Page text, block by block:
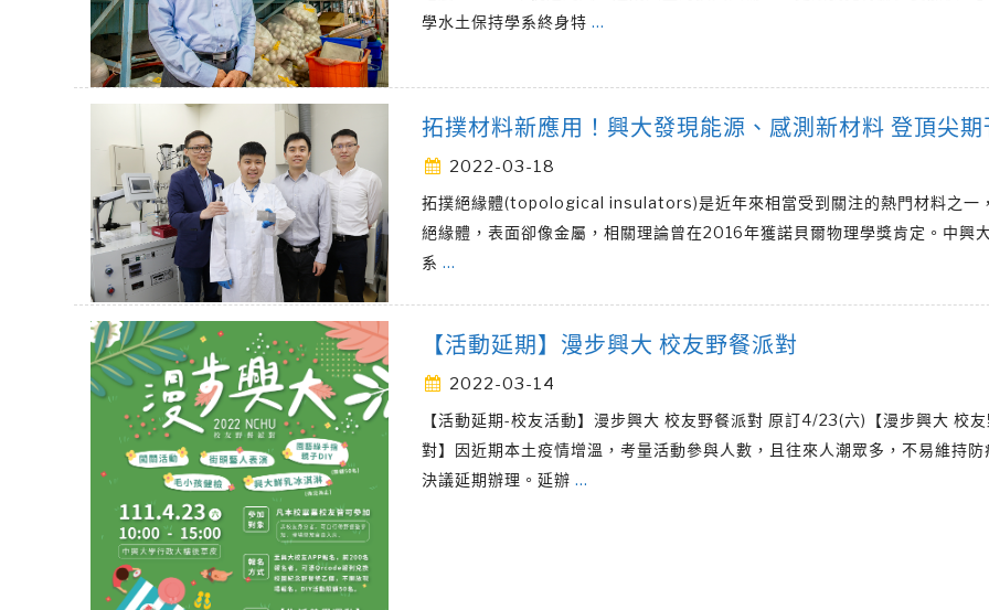
學水土保持學系終身特 …
拓撲材料新應用！興大發現能源、感測新材料 登頂尖期
2022-03-18
拓撲絕緣體(topological insulators)是近年來相當受到關注的熱門材料之一
絕緣體，表面卻像金屬，相關理論曾在2016年獲諾貝爾物理學獎肯定。中興
系 …
【活動延期】漫步興大 校友野餐派對
2022-03-14
【活動延期-校友活動】漫步興大 校友野餐派對 原訂4/23(六)【漫步興大 校
對】因近期本土疫情增溫，考量活動參與人數，且往來人潮眾多，不易維持防
決議延期辦理。延辦 …